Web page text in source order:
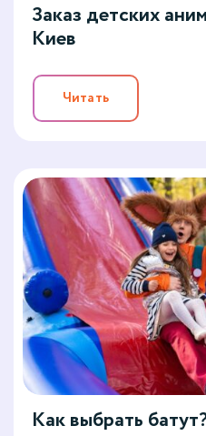
Заказ детских
Киев
Читать
Как выбрать